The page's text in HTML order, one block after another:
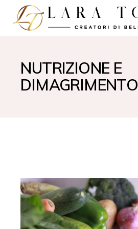
NUTRIZIONE E
DIMAGRIMENTO